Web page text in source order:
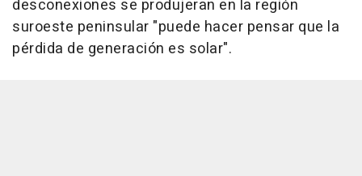
desconexiones se produjeran en la región
suroeste peninsular "puede hacer pensar que la
pérdida de generación es solar".